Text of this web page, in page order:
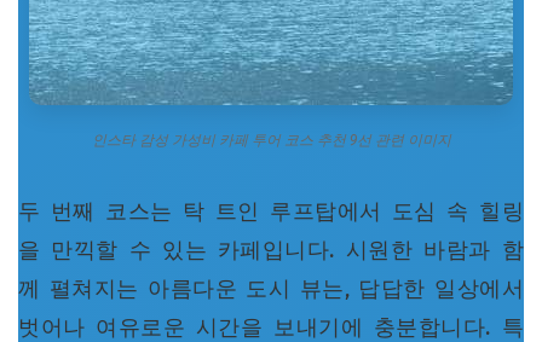
인스타 감성 가성비 카페 투어 코스 추천 9선 관련 이미지
두 번째 코스는 탁 트인 루프탑에서 도심 속 힐링
을 만끽할 수 있는 카페입니다. 시원한 바람과 함
께 펼쳐지는 아름다운 도시 뷰는, 답답한 일상에서
벗어나 여유로운 시간을 보내기에 충분합니다. 특